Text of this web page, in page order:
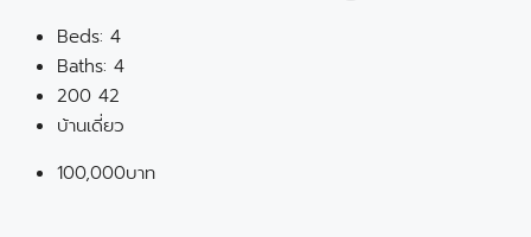
Beds: 4
Baths: 4
200 42
บ้านเดี่ยว
100,000บาท